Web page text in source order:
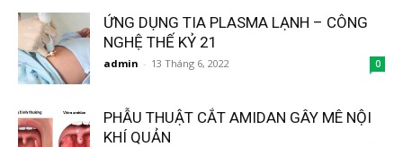
ỨNG DỤNG TIA PLASMA LẠNH – CÔNG
NGHỆ THẾ KỶ 21
admin - 13 Tháng 6, 2022 0
PHẪU THUẬT CẮT AMIDAN GÂY MÊ NỘI
KHÍ QUẢN